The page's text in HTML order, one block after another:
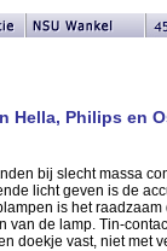
Hella, Philips en
bij slecht massa
licht geven is de
is het
van de lamp. Tin-
doekje vast, niet met